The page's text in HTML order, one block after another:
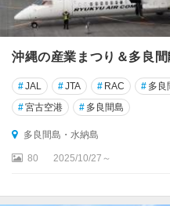
山
列
島
石
垣
島
・
富
)
沖縄の産業まつり＆多良
#JAL #JTA # RAC # 多良
#宮古空港 # 多良間島
多良間島・水納島
80 2025/10/27～